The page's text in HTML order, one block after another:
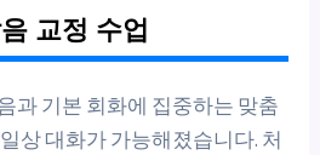
교정 수업
과 기본 회화에 집중하는 맞춤
상 대화가 가능해졌습니다. 처